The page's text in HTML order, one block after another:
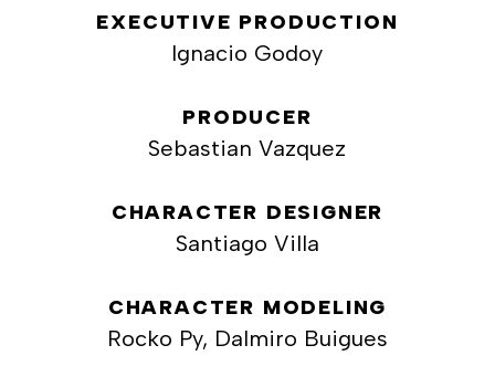
EXECUTIVE PRODUCTION
Ignacio Godoy
PRODUCER
Sebastian Vazquez
CHARACTER DESIGNER
Santiago Villa
CHARACTER MODELING
Rocko Py, Dalmiro Buigues